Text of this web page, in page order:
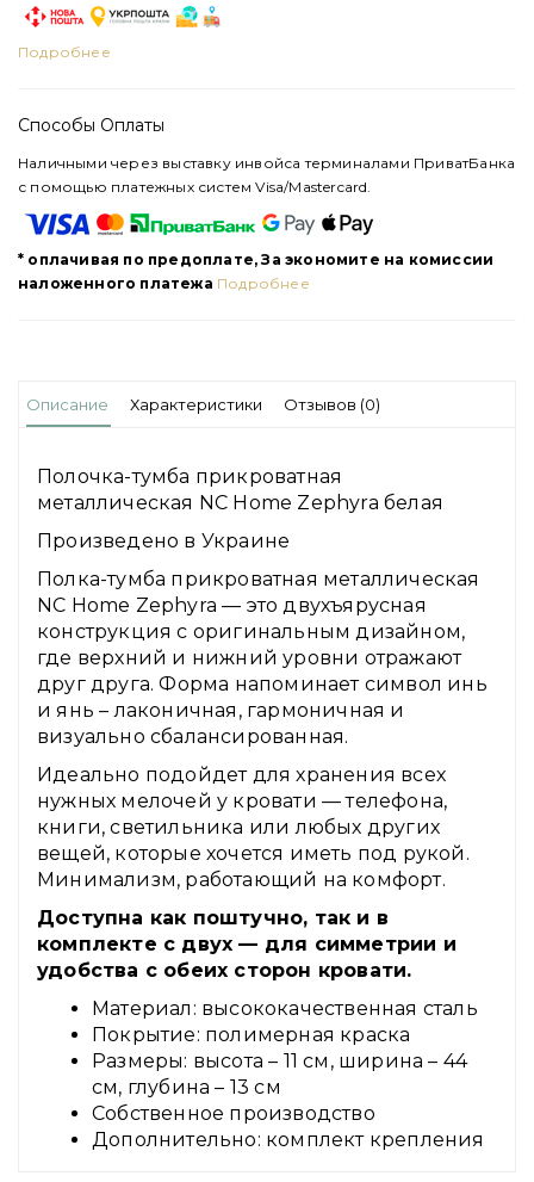
Подробнее
Способы Оплаты
Наличными через выставку инвойса терминалами ПриватБанка
с помощью платежных систем Visa/Mastercard.
* оплачивая по предоплате, За экономите на комиссии
наложенного платежа Подробнее
Описание Характеристики Отзывов (0)
Полочка-тумба прикроватная
металлическая NC Home Zephyra белая
Произведено в Украине
Полка-тумба прикроватная металлическая
NC Home Zephyra — это двухъярусная
конструкция с оригинальным дизайном,
где верхний и нижний уровни отражают
друг друга. Форма напоминает символ инь
и янь – лаконичная, гармоничная и
визуально сбалансированная.
Идеально подойдет для хранения всех
нужных мелочей у кровати — телефона,
книги, светильника или любых других
вещей, которые хочется иметь под рукой.
Минимализм, работающий на комфорт.
Доступна как поштучно, так и в
комплекте с двух — для симметрии и
удобства с обеих сторон кровати.
Материал: высококачественная сталь
Покрытие: полимерная краска
Размеры: высота – 11 см, ширина – 44
см, глубина – 13 см
Собственное производство
Дополнительно: комплект крепления